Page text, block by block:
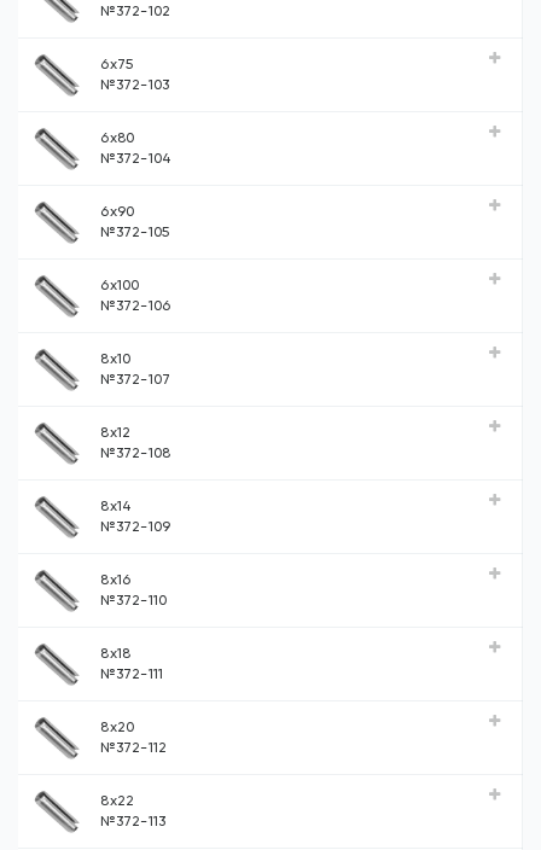
№372-102
6x75
№372-103
6x80
№372-104
6x90
№372-105
6x100
№372-106
8x10
№372-107
8x12
№372-108
8x14
№372-109
8x16
№372-110
8x18
№372-111
8x20
№372-112
8x22
№372-113